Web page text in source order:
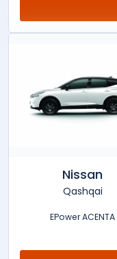
Nissan
Qashqai
EPower ACENTA